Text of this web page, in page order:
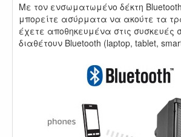
Με τον ενσωματωμένο δέκτη
μπορείτε ασύρματα να ακούτε τα
έχετε αποθηκευμένα στις συσκευές
διαθέτουν Bluetooth (laptop, tablet,